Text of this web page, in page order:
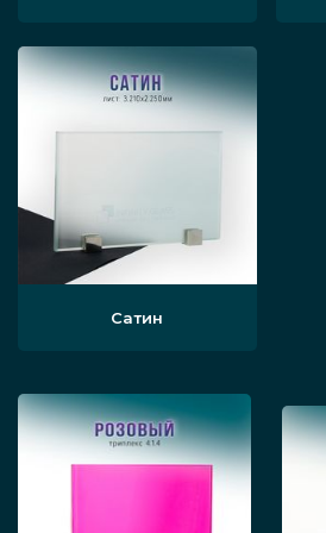
выполненные из
Простота монтажа и
как она будет
так же, как и с
производства стеклянных
ударопрочного триплекса,
приведённым на нашей
Сатин